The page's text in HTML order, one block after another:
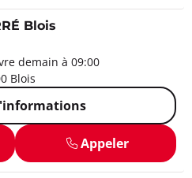
Blois
demain à 09:00
Blois
Appeler